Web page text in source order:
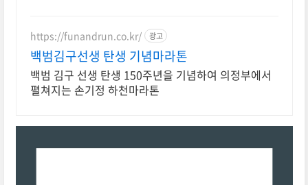
https://funandrun.co.kr/ 광고
백범김구선생 탄생 기념마라톤
백범 김구 선생 탄생 150주년을 기념하여 의정부에서
펼쳐지는 손기정 하천마라톤